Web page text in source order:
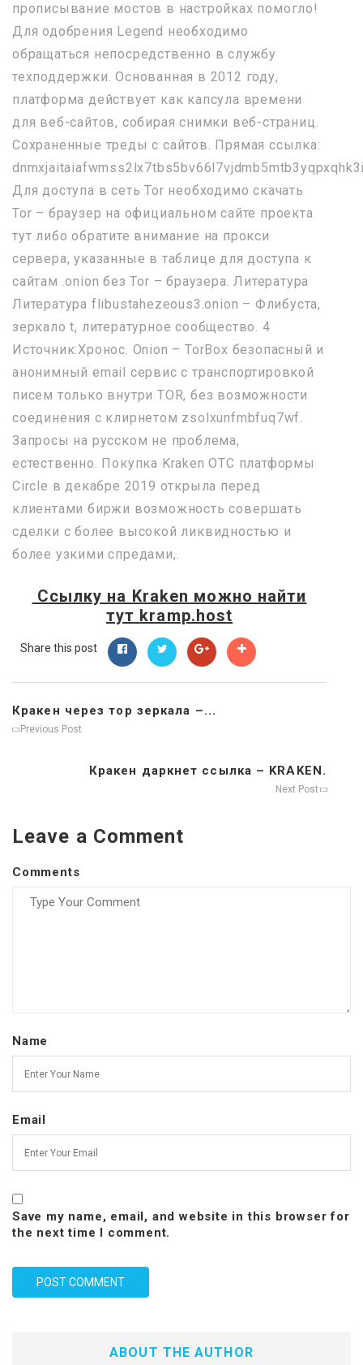
прописывание мостов в настройках помогло!
Для одобрения Legend необходимо
обращаться непосредственно в службу
техподдержки. Основанная в 2012 году,
платформа действует как капсула времени
для веб-сайтов, собирая снимки веб-страниц.
Сохраненные треды с сайтов. Прямая ссылка:
Для доступа в сеть Tor необходимо скачать
Tor – браузер на официальном сайте проекта
тут либо обратите внимание на прокси
сервера, указанные в таблице для доступа к
сайтам .onion без Tor – браузера. Литература
Литература flibustahezeous3.onion – Флибуста,
зеркало t, литературное сообщество. 4
Источник:Хронос. Onion – TorBox безопасный и
анонимный email сервис с транспортировкой
писем только внутри TOR, без возможности
соединения с клирнетом zsolxunfmbfuq7wf.
Запросы на русском не проблема,
естественно. Покупка Kraken OTC платформы
Circle в декабре 2019 открыла перед
клиентами биржи возможность совершать
сделки с более высокой ликвидностью и
более узкими спредами,.
Ссылку на Kraken можно найти
тут kramp.host
Share this post
Кракен через тор зеркала –...
Previous Post
Кракен даркнет ссылка – KRAKEN.
Next Post
Leave a Comment
Comments
Name
Email
Save my name, email, and website in this browser for
the next time I comment.
ABOUT THE AUTHOR